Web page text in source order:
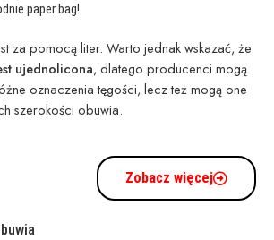
paper bag!
za pomocą liter. Warto jednak wskazać, że
ujednolicona, dlatego producenci mogą
oznaczenia tęgości, lecz też mogą one
szerokości obuwia.
Zobacz więcej